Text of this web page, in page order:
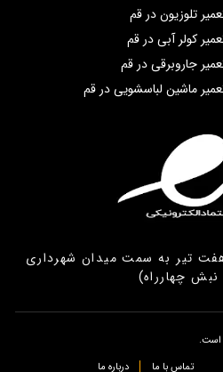
تلوزیون در قم
کولر آبی در قم
جاروبرقی در قم
ماشین لباسشویی در قم
هفت تیر به سمت میدان شهرداری
نبش چهارراه)
است.
تماس با ما
درباره ما